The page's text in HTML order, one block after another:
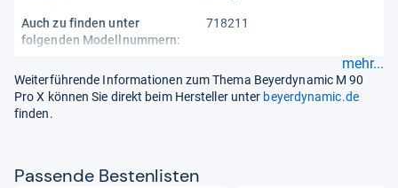
Auch zu finden unter
folgenden Modellnummern:
718211
mehr...
Weiterführende Informationen zum Thema Beyerdynamic M 90
Pro X können Sie direkt beim Hersteller unter beyerdynamic.de
finden.
Pas­sende Bes­ten­lis­ten